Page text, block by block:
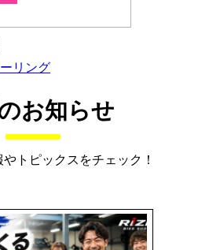
リング
お知らせ
トピックスをチェック！